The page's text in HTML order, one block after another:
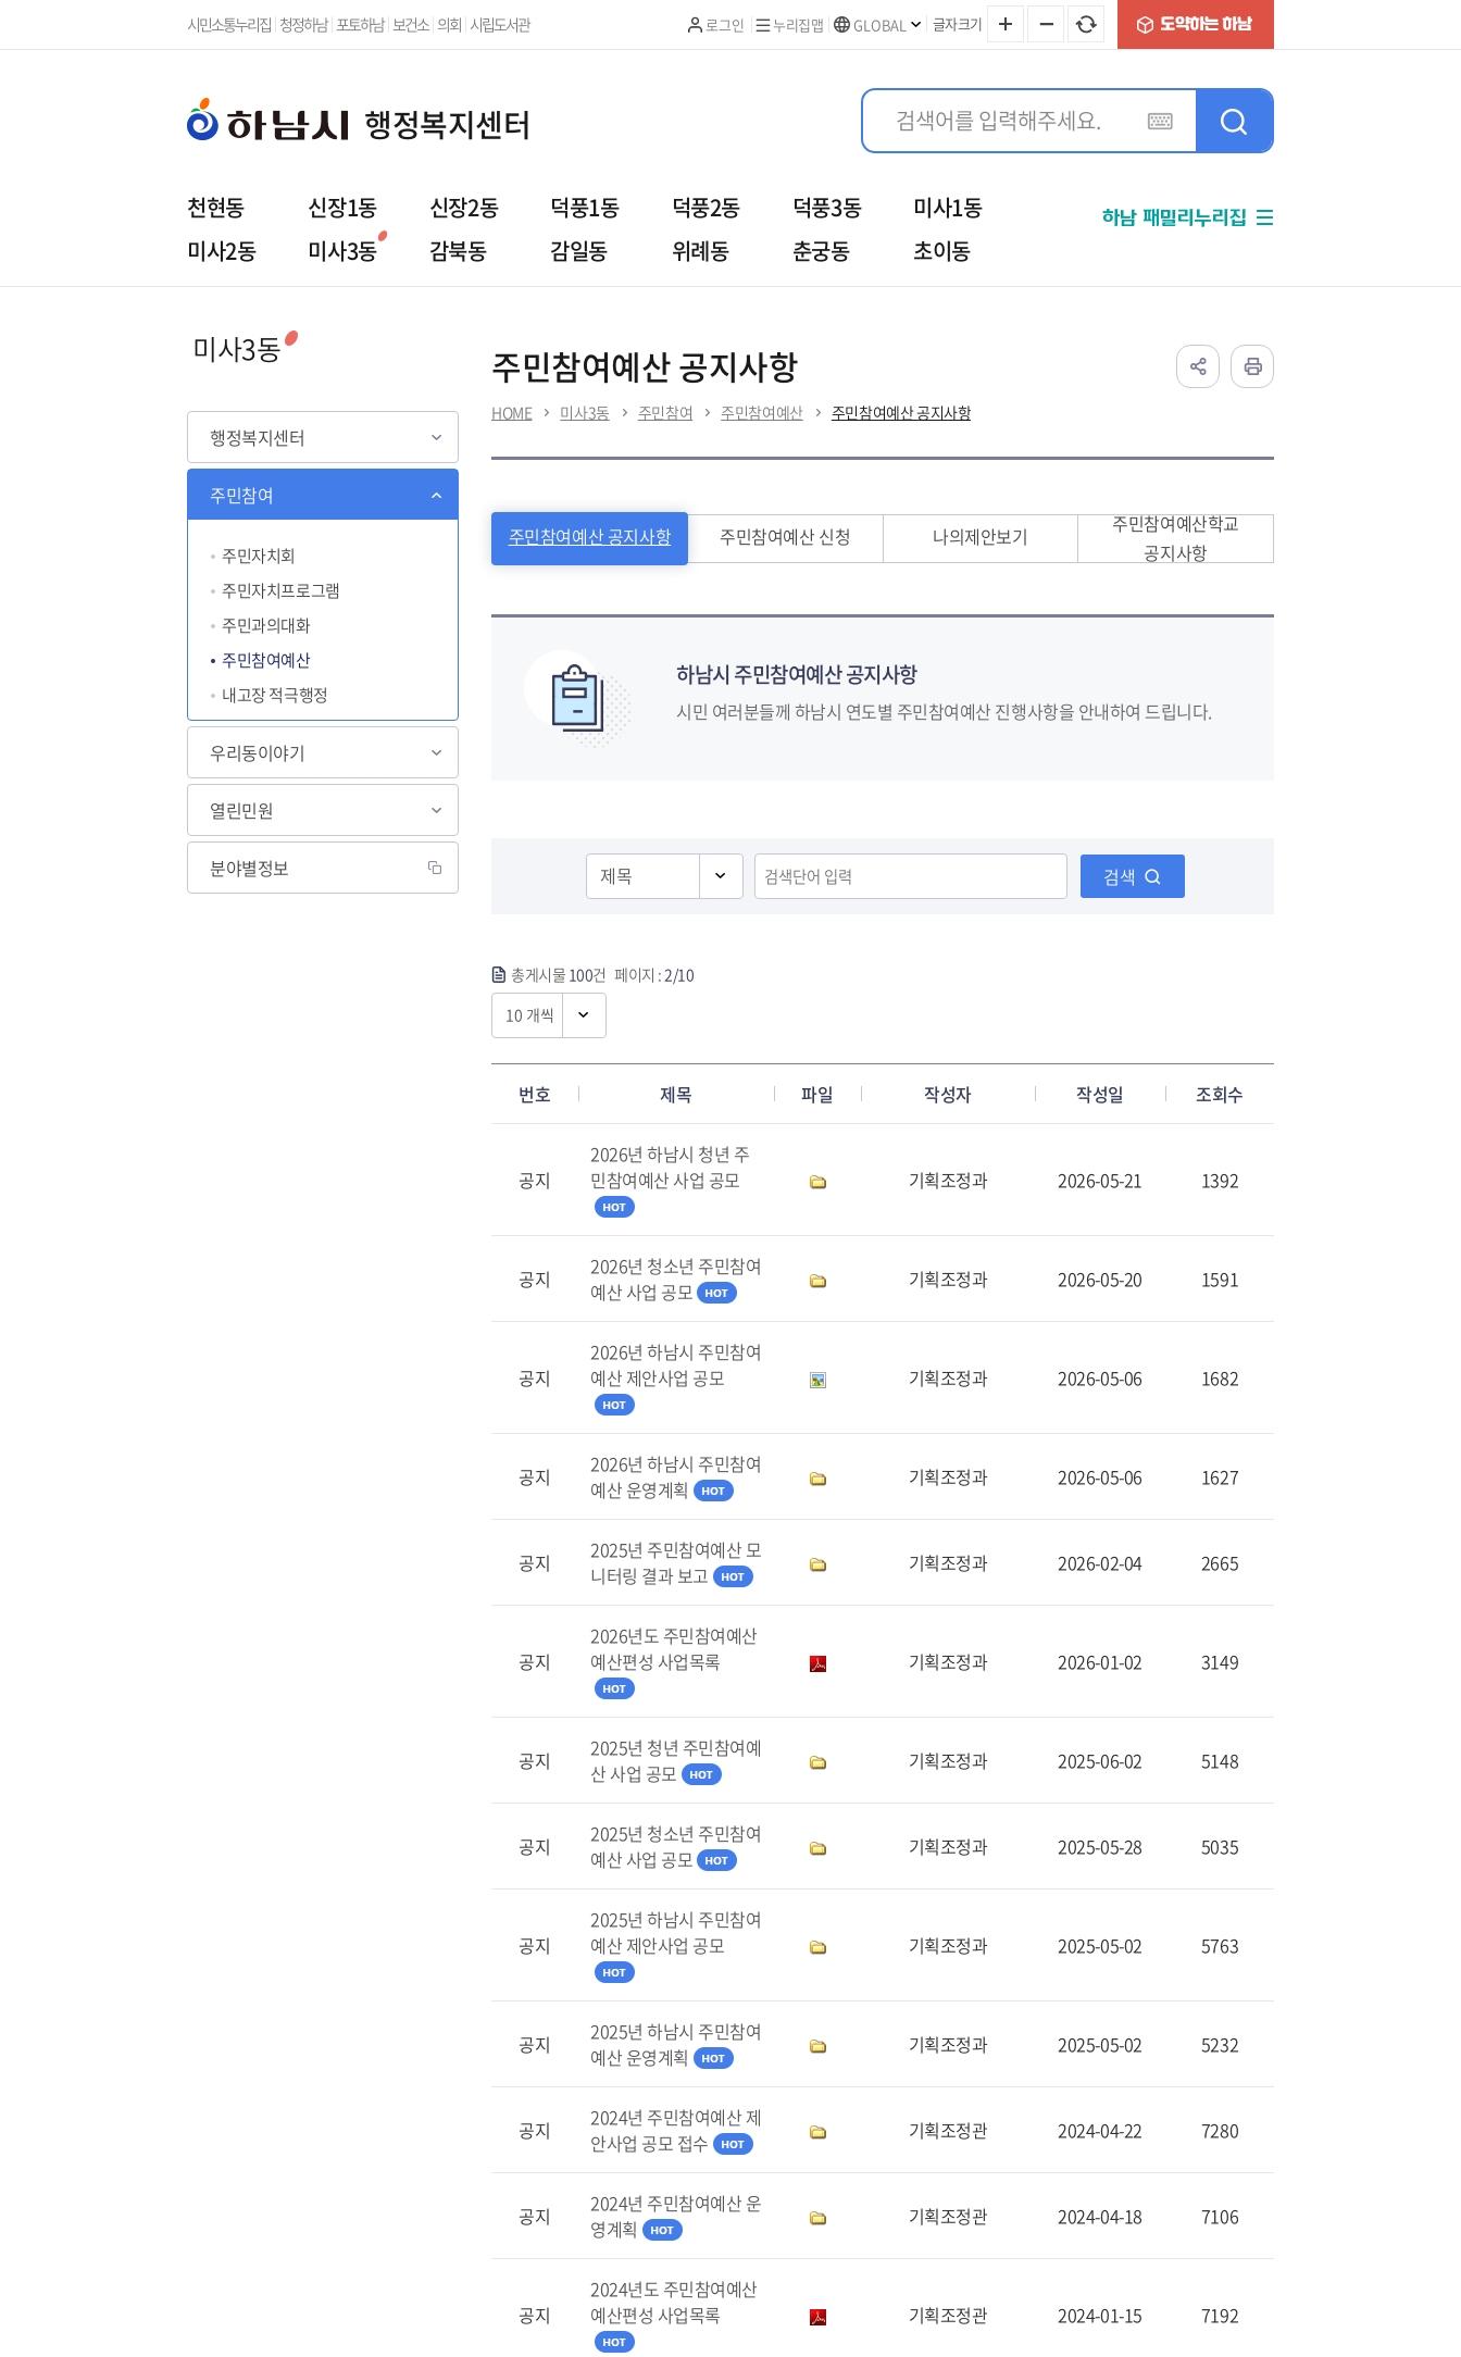
본문 바로가기
시민소통누리집 청정하남 포토하남 보건소 의회 시립도서관 로그인 누리집맵 GLOBAL 글자크기
행정복지센터
천현동 신장1동 신장2동 덕풍1동 덕풍2동 덕풍3동
미사1동
미사2동
미사3동
행정복지센터
감북동 감일동 위례동 춘궁동 초이동
하남 패밀리누리집
미사3동
행정복지센터
주민참여
주민자치회
주민자치프로그램
주민과의대화
주민참여예산
내고장 적극행정
우리동이야기
열린민원
분야별정보
주민참여예산 공지사항
HOME 미사3동 주민참여 주민참여예산 주민참여예산 공지사항
주민참여예산 공지사항 주민참여예산 신청 나의제안보기
주민참여예산학교
공지사항
하남시 주민참여예산 공지사항
시민 여러분들께 하남시 연도별 주민참여예산 진행사항을 안내하여 드립니다.
검색
총게시물 100건 페이지 :2/10
번호 제목 파일 작성자 작성일 조회수
공지
2026년 하남시 청년 주
민참여예산 사업 공모
기획조정과 2026-05-21 1392
공지
2026년 청소년 주민참여
예산 사업 공모
기획조정과 2026-05-20 1591
공지
2026년 하남시 주민참여
예산 제안사업 공모
기획조정과 2026-05-06 1682
공지
2026년 하남시 주민참여
예산 운영계획
기획조정과 2026-05-06 1627
공지
2025년 주민참여예산 모
니터링 결과 보고
기획조정과 2026-02-04 2665
공지
2026년도 주민참여예산
예산편성 사업목록
기획조정과 2026-01-02 3149
공지
2025년 청년 주민참여예
산 사업 공모
기획조정과 2025-06-02 5148
공지
2025년 청소년 주민참여
예산 사업 공모
기획조정과 2025-05-28 5035
공지
2025년 하남시 주민참여
예산 제안사업 공모
기획조정과 2025-05-02 5763
공지
2025년 하남시 주민참여
예산 운영계획
기획조정과 2025-05-02 5232
공지
2024년 주민참여예산 제
안사업 공모 접수
기획조정관 2024-04-22 7280
공지
2024년 주민참여예산 운
영계획
기획조정관 2024-04-18 7106
공지
2024년도 주민참여예산
예산편성 사업목록
기획조정관 2024-01-15 7192